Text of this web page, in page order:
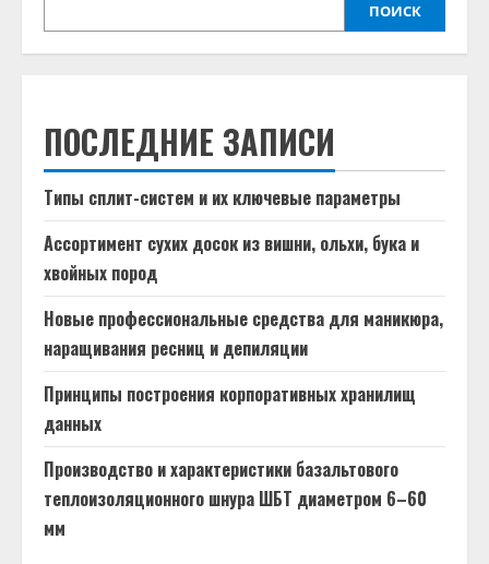
ПОИСК
ПОСЛЕДНИЕ ЗАПИСИ
Типы сплит-систем и их ключевые параметры
Ассортимент сухих досок из вишни, ольхи, бука и
хвойных пород
Новые профессиональные средства для маникюра,
наращивания ресниц и депиляции
Принципы построения корпоративных хранилищ
данных
Производство и характеристики базальтового
теплоизоляционного шнура ШБТ диаметром 6–60
мм